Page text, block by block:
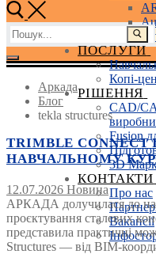
3D
ПОСЛУГИ
Копі-
РІШЕННЯ
CAD/
Fusion
3D
КОНТАКТИ
Про нас
Вакансії
Пошук:
Аркада
Блог
tekla structures
TRIMBLE CONNECT
НАВЧАЛЬНОМУ
12.07.2026 Новина
АРКАДА долучилася до
проєктування сталевих
представила практичні
Structures — від BIM-